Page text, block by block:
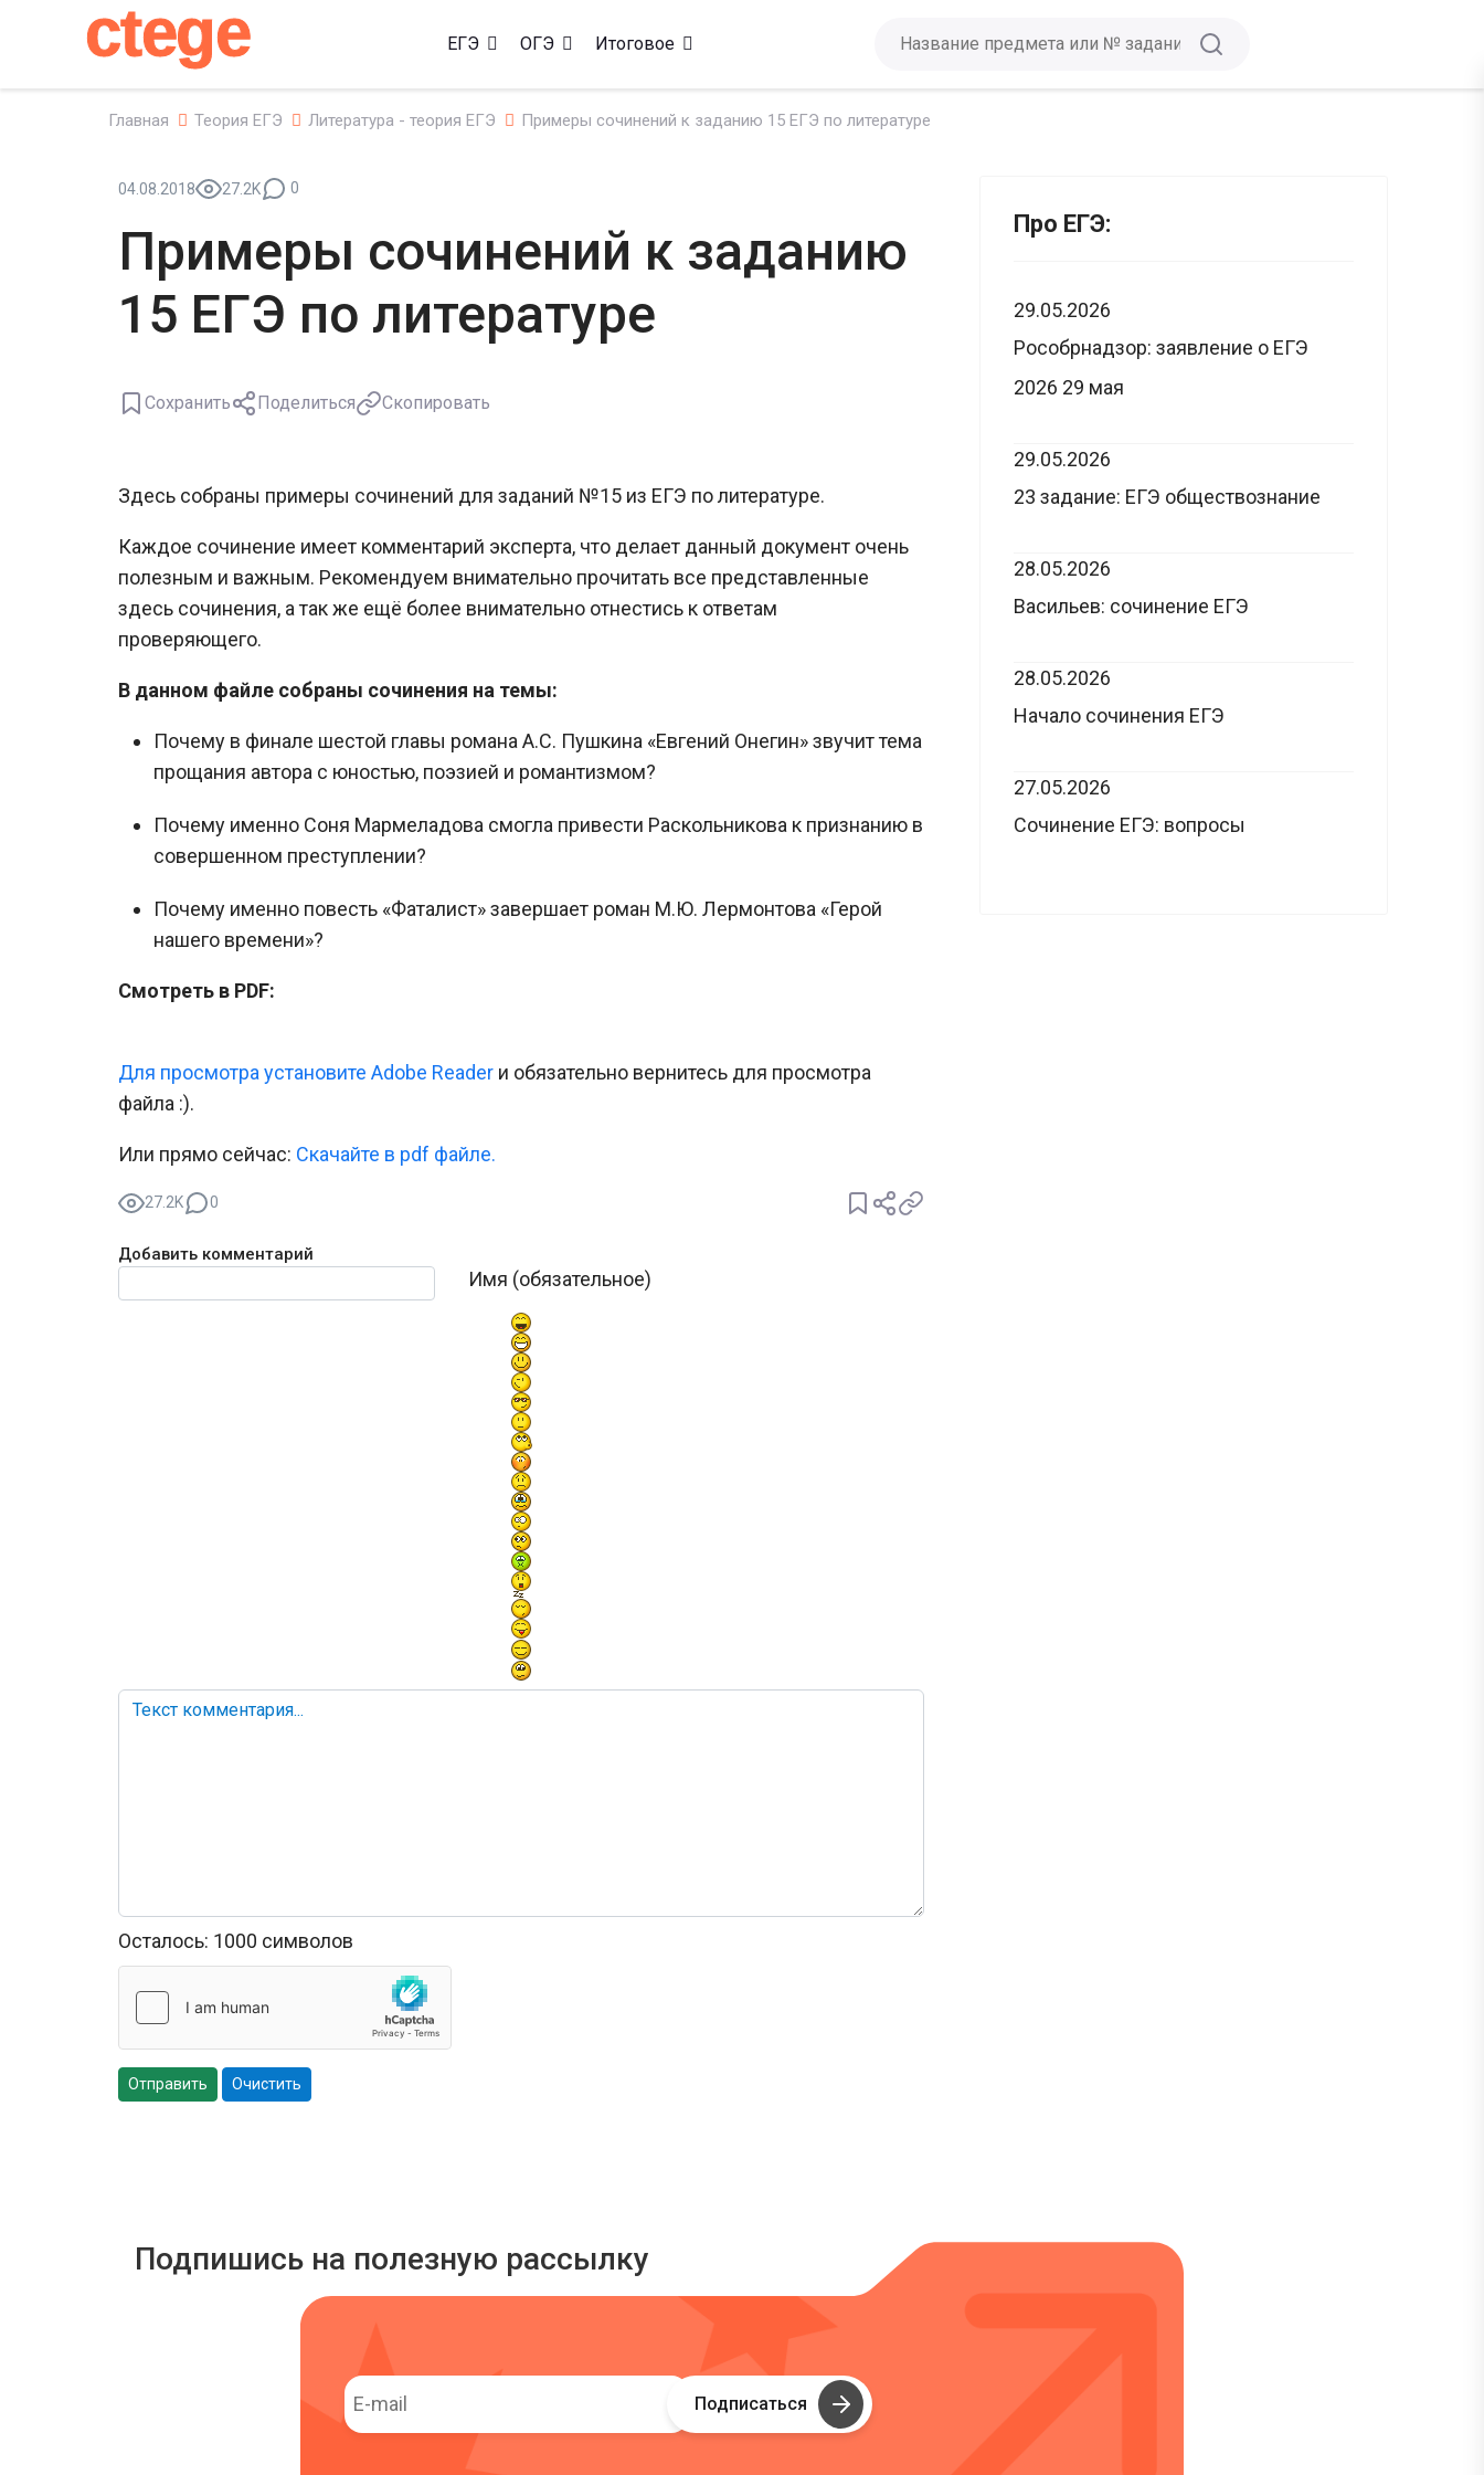
ctege ЕГЭ ОГЭ Итоговое
Главная Теория ЕГЭ Литература - теория ЕГЭ Примеры сочинений к заданию 15 ЕГЭ по литературе
04.08.2018 27.2K 0
Примеры сочинений к заданию
15 ЕГЭ по литературе
Сохранить Поделиться Скопировать
Здесь собраны примеры сочинений для заданий №15 из ЕГЭ по литературе.
Каждое сочинение имеет комментарий эксперта, что делает данный документ очень
полезным и важным. Рекомендуем внимательно прочитать все представленные
здесь сочинения, а так же ещё более внимательно отнестись к ответам
проверяющего.
В данном файле собраны сочинения на темы:
Почему в финале шестой главы романа А.С. Пушкина «Евгений Онегин» звучит тема
прощания автора с юностью, поэзией и романтизмом?
Почему именно Соня Мармеладова смогла привести Раскольникова к признанию в
совершенном преступлении?
Почему именно повесть «Фаталист» завершает роман М.Ю. Лермонтова «Герой
нашего времени»?
Смотреть в PDF:
Для просмотра установите Adobe Reader и обязательно вернитесь для просмотра
файла :).
Или прямо сейчас: Скачайте в pdf файле.
27.2K 0
Добавить комментарий
Имя (обязательное)
Текст комментария
Осталось: 1000 символов
Отправить Очистить
Про ЕГЭ:
29.05.2026
Рособрнадзор: заявление о ЕГЭ
2026 29 мая
29.05.2026
23 задание: ЕГЭ обществознание
28.05.2026
Васильев: сочинение ЕГЭ
28.05.2026
Начало сочинения ЕГЭ
27.05.2026
Сочинение ЕГЭ: вопросы
Подпишись на полезную рассылку
Подписаться